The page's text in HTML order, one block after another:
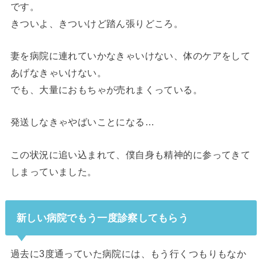
です。
きついよ、きついけど踏ん張りどころ。
妻を病院に連れていかなきゃいけない、体のケアをして
あげなきゃいけない。
でも、大量におもちゃが売れまくっている。
発送しなきゃやばいことになる…
この状況に追い込まれて、僕自身も精神的に参ってきて
しまっていました。
新しい病院でもう一度診察してもらう
過去に3度通っていた病院には、もう行くつもりもなか